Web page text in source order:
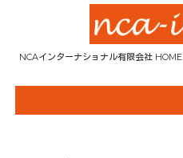
NCAインターナショナル有限会社 HOME